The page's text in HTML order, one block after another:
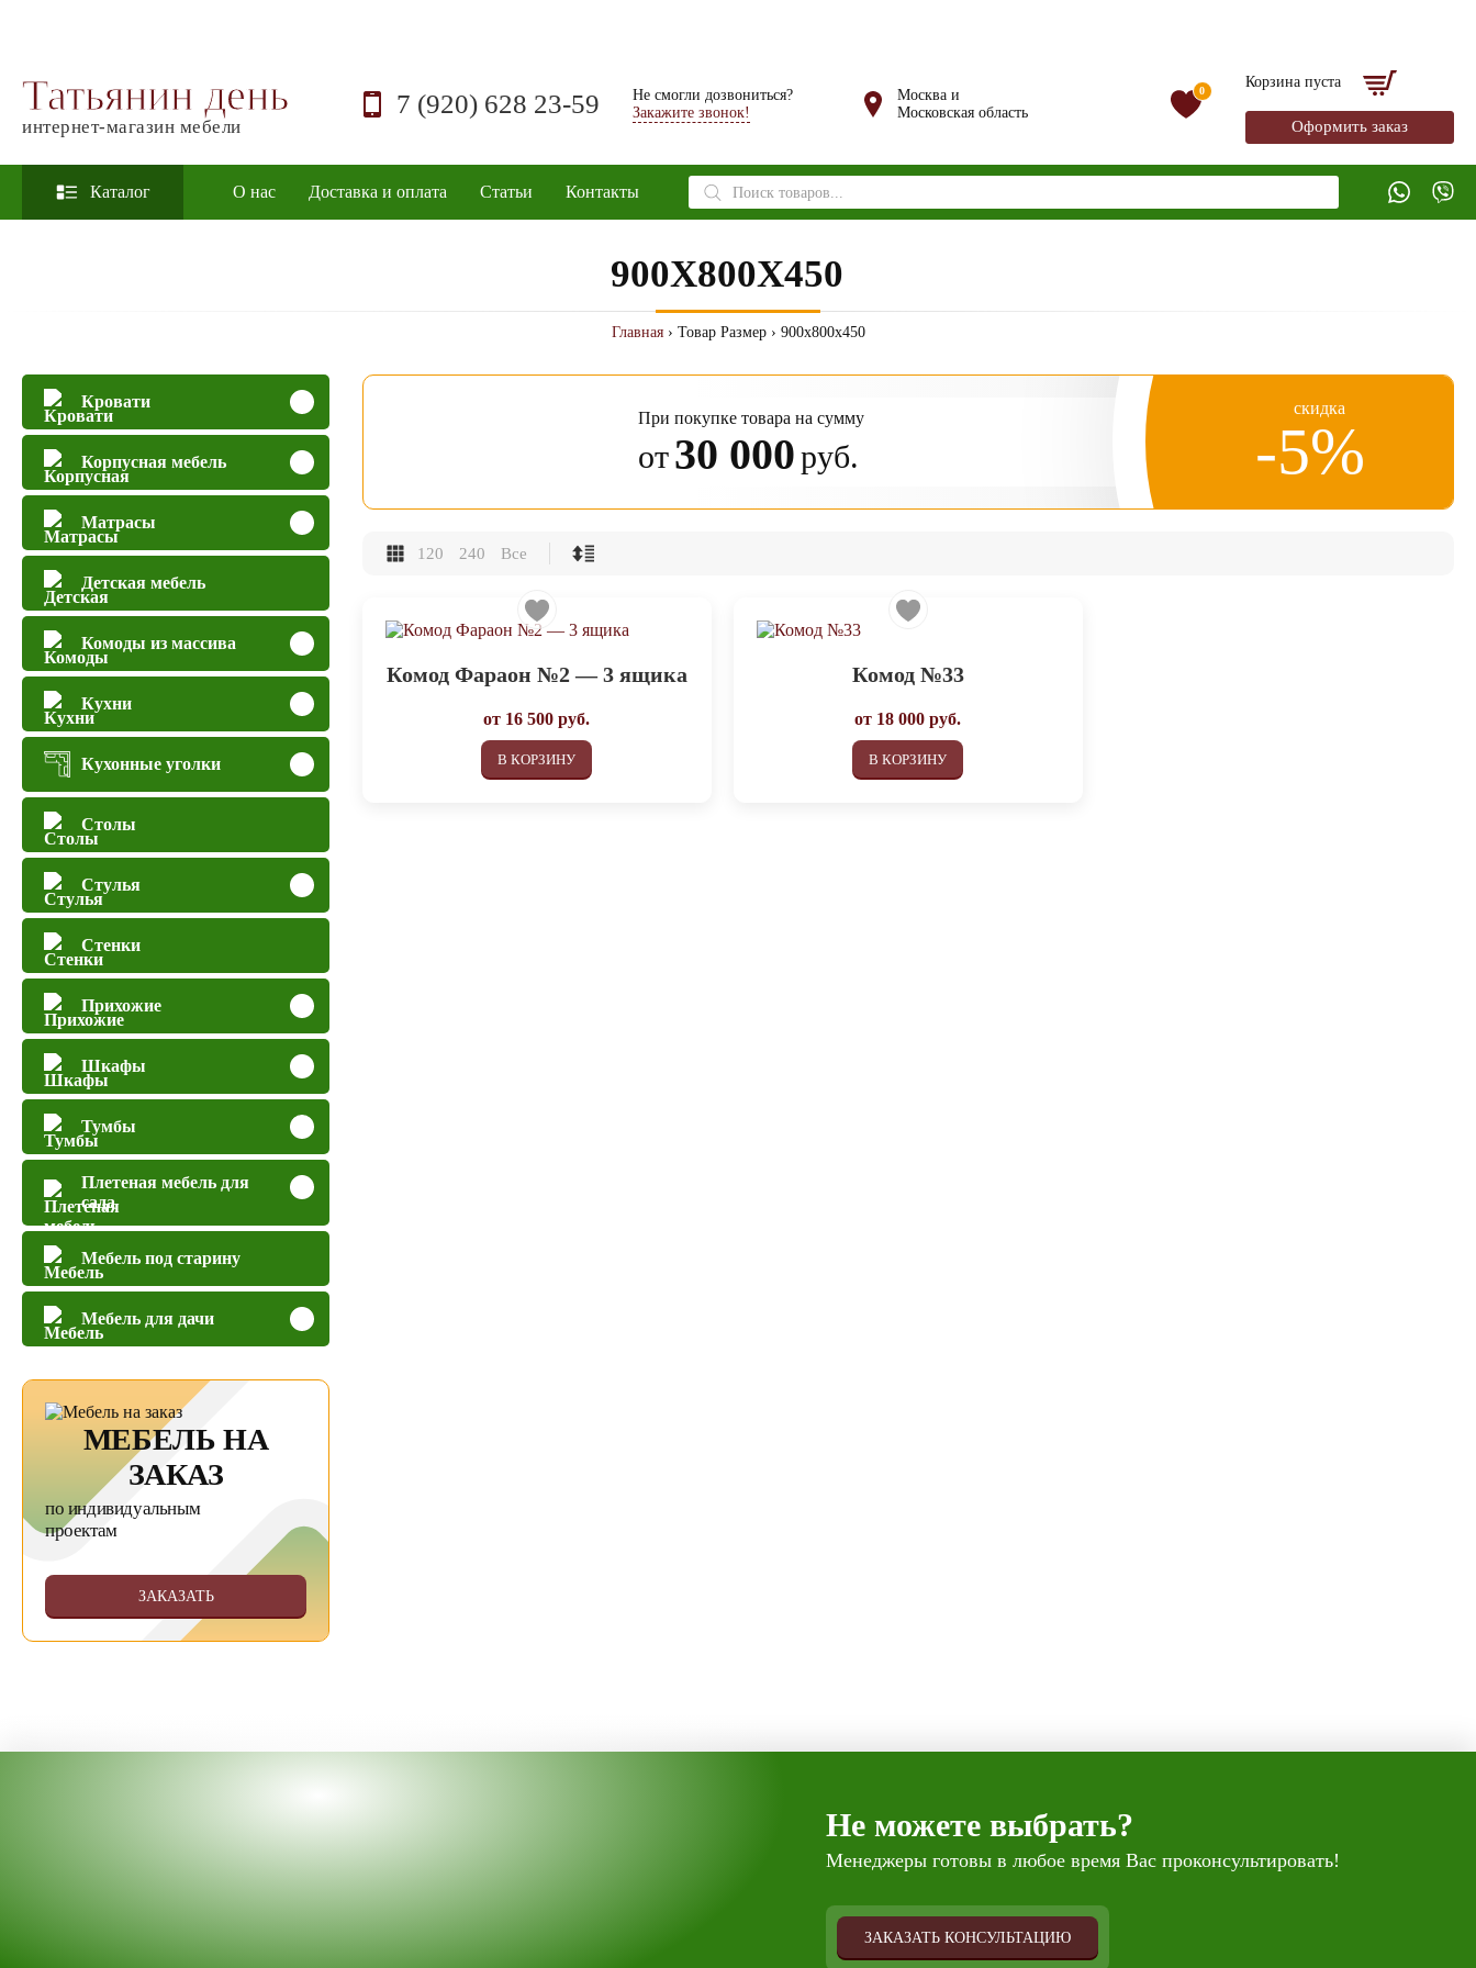
Татьянин день
интернет-магазин мебели
7 (920) 628 23-59
Не смогли дозвониться?
Закажите звонок!
Москва и
Московская область
0
Корзина пуста
Оформить заказ
Каталог О нас Доставка и оплата Статьи Контакты
Поиск
товаров
900X800X450
Главная› Товар Размер › 900x800x450
Кровати
Корпусная мебель
Матрасы
Детская мебель
Комоды из массива
Кухни
Кухонные уголки
Столы
Стулья
Стенки
Прихожие
Шкафы
Тумбы
Плетеная мебель для
сада
Мебель под старину
Мебель для дачи
МЕБЕЛЬ НА
ЗАКАЗ
по индивидуальным
проектам
ЗАКАЗАТЬ
При покупке товара на сумму
от30 000руб.
скидка
-5%
120 240 Все
Комод Фараон №2 — 3 ящика
от 16 500 руб.
В КОРЗИНУ
Комод №33
от 18 000 руб.
В КОРЗИНУ
Не можете выбрать?
Менеджеры готовы в любое время Вас проконсультировать!
ЗАКАЗАТЬ КОНСУЛЬТАЦИЮ